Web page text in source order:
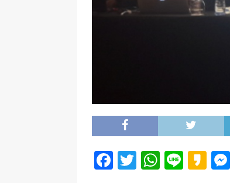
F
T
W L
K